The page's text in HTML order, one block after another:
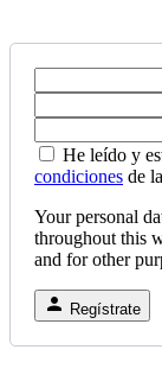
He leído y
condiciones de
Your personal
throughout this
and for other
Regístrate